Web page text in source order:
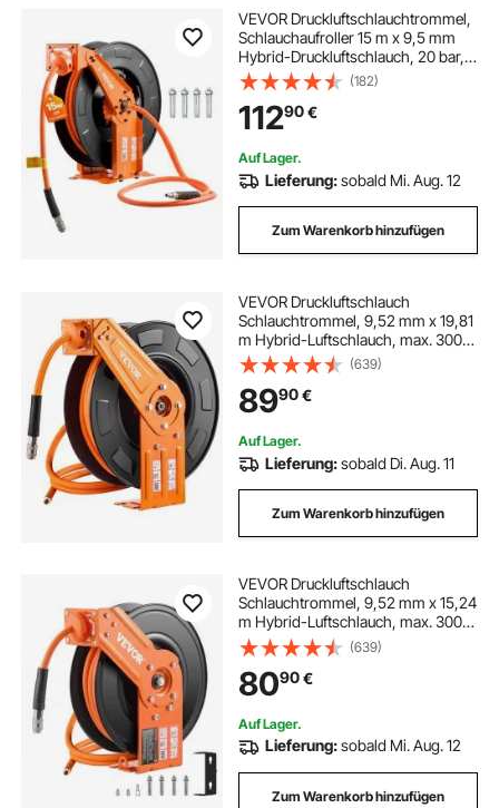
VEVOR Druckluftschlauchtrommel,
Schlauchaufroller 15 m x 9,5 mm
Hybrid-Druckluftschlauch, 20 bar,
Automatische Schlauchaufwicklung
mit 1,52 m Zuleitung,
Decken-/Wandmontage,
Doppelarm aus Stahl
(182)
11290€
Auf Lager.
Lieferung:sobald Mi. Aug. 12
Zum Warenkorb hinzufügen
VEVOR Druckluftschlauch
Schlauchtrommel, 9,52 mm x 19,81
m Hybrid-Luftschlauch, max. 300
PSI, Schlauchaufroller mit
automatischem Aufrollen &
Zuleitung, für
Decken-/Wandmontage für
Werkstatt & Garage
(639)
8990€
Auf Lager.
Lieferung:sobald Di. Aug. 11
Zum Warenkorb hinzufügen
VEVOR Druckluftschlauch
Schlauchtrommel, 9,52 mm x 15,24
m Hybrid-Luftschlauch, max. 300
PSI, Schlauchaufroller mit
automatischem Aufrollen &
Zuleitung, für
Decken-/Wandmontage & 180°
Schwenkhalterung
(639)
8090€
Auf Lager.
Lieferung:sobald Mi. Aug. 12
Zum Warenkorb hinzufügen